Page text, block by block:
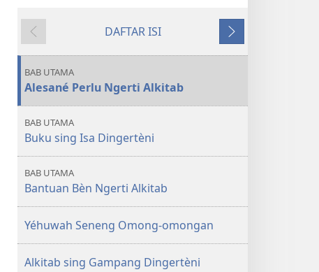
digital
Panjenengan
Alkitab
Sakdurungé
DAFTAR ISI
Sakbanjuré
BAB UTAMA
Alesané Perlu Ngerti Alkitab
BAB UTAMA
Buku sing Isa Dingertèni
BAB UTAMA
Bantuan Bèn Ngerti Alkitab
Yéhuwah Seneng Omong-omongan
Alkitab sing Gampang Dingertèni